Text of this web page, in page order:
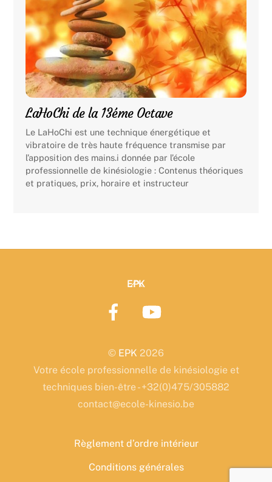
LaHoChi de la 13éme Octave
Le LaHoChi est une technique énergétique et
vibratoire de très haute fréquence transmise par
l’apposition des mains.i donnée par l’école
professionnelle de kinésiologie : Contenus théoriques
et pratiques, prix, horaire et instructeur
Back
Top
EPK
© EPK 2026
Votre école professionnelle de kinésiologie et
techniques bien-être - +32(0)475/305882
contact@ecole-kinesio.be
Règlement d’ordre intérieur
Conditions générales